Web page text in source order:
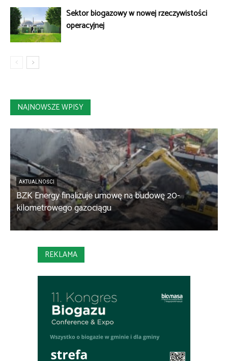
Sektor biogazowy w nowej rzeczywistości
operacyjnej
NAJNOWSZE WPISY
AKTUALNOŚCI
BZK Energy finalizuje umowę na budowę 20-
kilometrowego gazociągu
REKLAMA